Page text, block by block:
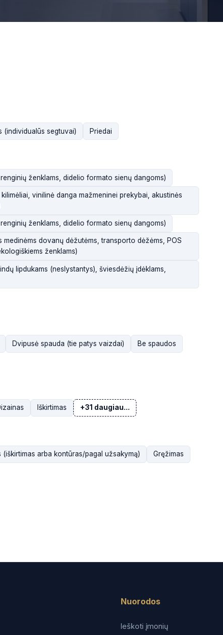
(individualūs segtuvai) Priedai
ženklams, didelio formato sienų dangoms)
vinilinė danga mažmeninei prekybai, akustinės
ženklams, didelio formato sienų dangoms)
medinėms dovanų dėžutėms, transporto dėžėms, POS
ženklams)
lipdukams (neslystantys), šviesdėžių įdėklams,
Dvipusė spauda (tie patys vaizdai) Be spaudos
Iškirtimas +31 daugiau...
(iškirtimas arba kontūras/pagal užsakymą) Gręžimas
Nuorodos
Ieškoti įmonių